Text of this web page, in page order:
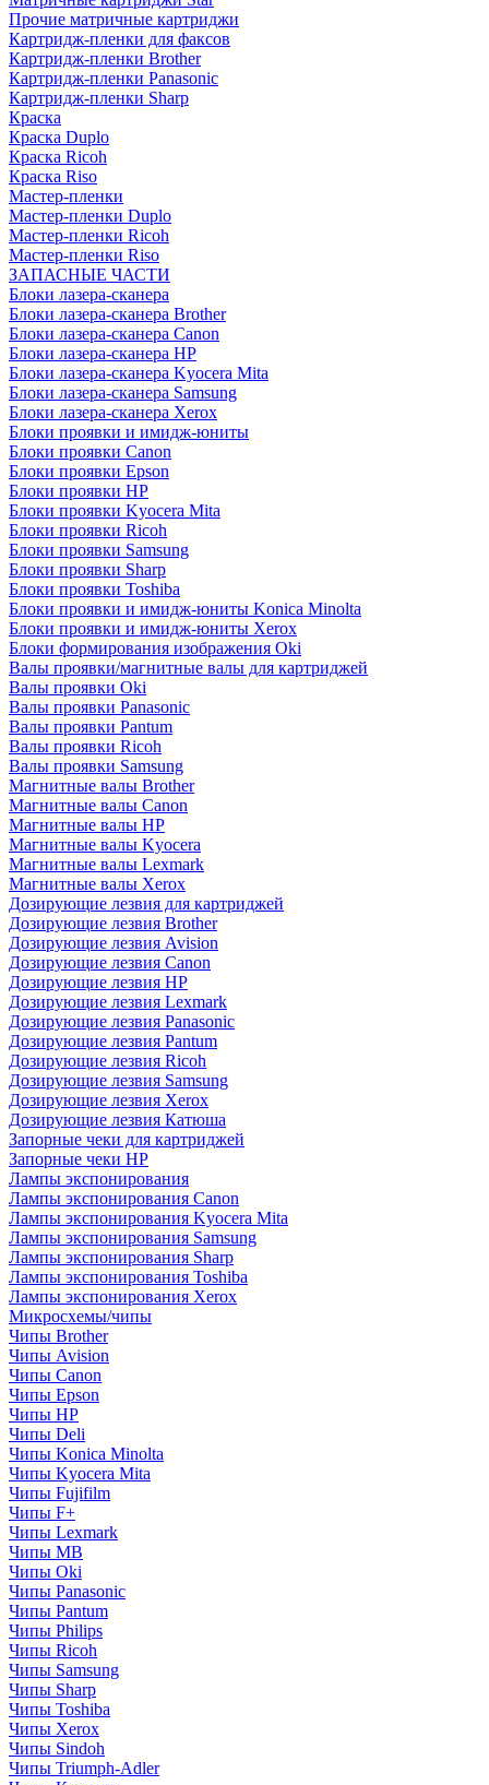
Прочие матричные картриджи
Картридж-пленки для факсов
Картридж-пленки Brother
Картридж-пленки Panasonic
Картридж-пленки Sharp
Краска
Краска Duplo
Краска Ricoh
Краска Riso
Мастер-пленки
Мастер-пленки Duplo
Мастер-пленки Ricoh
Мастер-пленки Riso
ЗАПАСНЫЕ ЧАСТИ
Блоки лазера-сканера
Блоки лазера-сканера Brother
Блоки лазера-сканера Canon
Блоки лазера-сканера HP
Блоки лазера-сканера Kyocera Mita
Блоки лазера-сканера Samsung
Блоки лазера-сканера Xerox
Блоки проявки и имидж-юниты
Блоки проявки Canon
Блоки проявки Epson
Блоки проявки HP
Блоки проявки Kyocera Mita
Блоки проявки Ricoh
Блоки проявки Samsung
Блоки проявки Sharp
Блоки проявки Toshiba
Блоки проявки и имидж-юниты Konica Minolta
Блоки проявки и имидж-юниты Xerox
Блоки формирования изображения Oki
Валы проявки/магнитные валы для картриджей
Валы проявки Oki
Валы проявки Panasonic
Валы проявки Pantum
Валы проявки Ricoh
Валы проявки Samsung
Магнитные валы Brother
Магнитные валы Canon
Магнитные валы HP
Магнитные валы Kyocera
Магнитные валы Lexmark
Магнитные валы Xerox
Дозирующие лезвия для картриджей
Дозирующие лезвия Brother
Дозирующие лезвия Avision
Дозирующие лезвия Canon
Дозирующие лезвия HP
Дозирующие лезвия Lexmark
Дозирующие лезвия Panasonic
Дозирующие лезвия Pantum
Дозирующие лезвия Ricoh
Дозирующие лезвия Samsung
Дозирующие лезвия Xerox
Дозирующие лезвия Катюша
Запорные чеки для картриджей
Запорные чеки HP
Лампы экспонирования
Лампы экспонирования Canon
Лампы экспонирования Kyocera Mita
Лампы экспонирования Samsung
Лампы экспонирования Sharp
Лампы экспонирования Toshiba
Лампы экспонирования Xerox
Микросхемы/чипы
Чипы Brother
Чипы Avision
Чипы Canon
Чипы Epson
Чипы HP
Чипы Deli
Чипы Konica Minolta
Чипы Kyocera Mita
Чипы Fujifilm
Чипы F+
Чипы Lexmark
Чипы MB
Чипы Oki
Чипы Panasonic
Чипы Pantum
Чипы Philips
Чипы Ricoh
Чипы Samsung
Чипы Sharp
Чипы Toshiba
Чипы Xerox
Чипы Sindoh
Чипы Triumph-Adler